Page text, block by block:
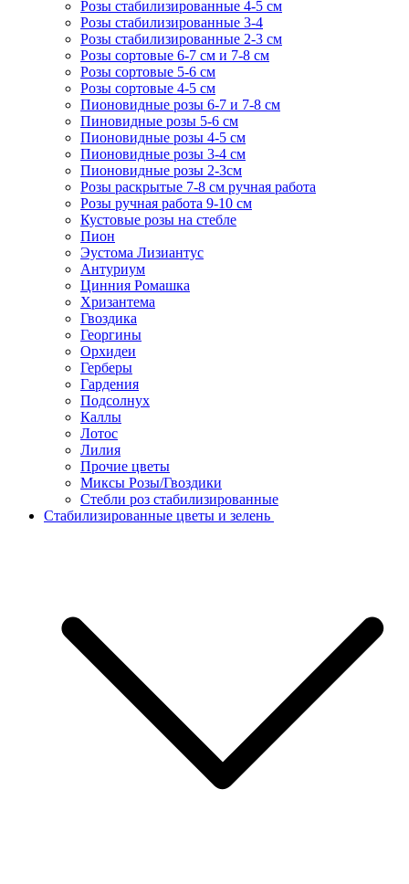
Розы стабилизированные 4-5 см
Розы стабилизированные 3-4
Розы стабилизированные 2-3 см
Розы сортовые 6-7 см и 7-8 см
Розы сортовые 5-6 см
Розы сортовые 4-5 см
Пионовидные розы 6-7 и 7-8 см
Пиновидные розы 5-6 см
Пионовидные розы 4-5 см
Пионовидные розы 3-4 см
Пионовидные розы 2-3см
Розы раскрытые 7-8 см ручная работа
Розы ручная работа 9-10 см
Кустовые розы на стебле
Пион
Эустома Лизиантус
Антуриум
Цинния Ромашка
Хризантема
Гвоздика
Георгины
Орхидеи
Герберы
Гардения
Подсолнух
Каллы
Лотос
Лилия
Прочие цветы
Миксы Розы/Гвоздики
Стебли роз стабилизированные
Стабилизированные цветы и зелень